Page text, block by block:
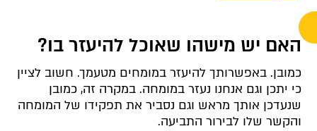
האם יש מישהו שאוכל להיעזר בו?
כמובן. באפשרותך להיעזר במומחים מטעמך. חשוב לציין
כי יתכן וגם אנחנו נעזר במומחה. במקרה זה, כמובן
שנעדכן אותך מראש וגם נסביר את תפקידו של המומחה
והקשר שלו לבירור התביעה.